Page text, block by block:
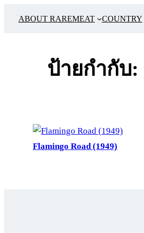
ABOUT RAREMEAT COUNTRY
ป้ายกำกับ:
Flamingo Road (1949)